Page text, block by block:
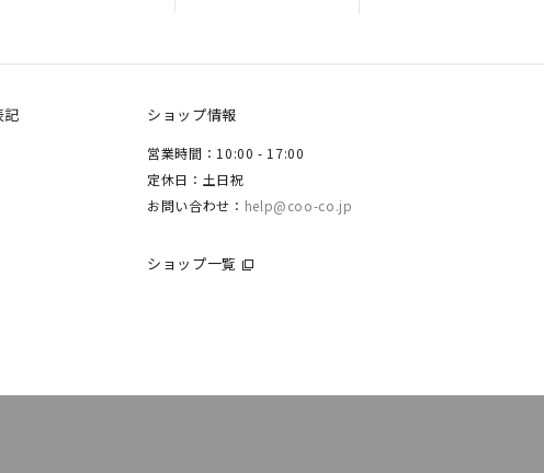
記
ショップ情報
営業時間：10:00 - 17:00
定休日：土日祝
お問い合わせ： help@coo-co.jp
ショップ一覧